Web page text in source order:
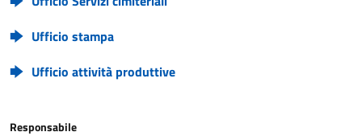
Ufficio stampa
Ufficio attività produttive
Responsabile